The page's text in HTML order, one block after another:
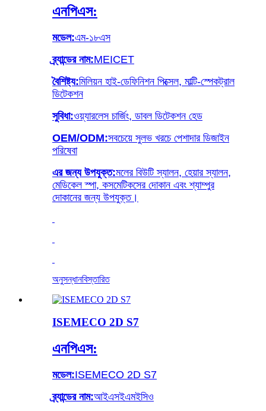
এনপিএস:
মডেল:এম-১৮এস
ব্র্যান্ডের নাম:MEICET
বৈশিষ্ট্য:মিলিয়ন হাই-ডেফিনিশন পিক্সেল, মাল্টি-স্পেকট্রাল
ডিটেকশন
সুবিধা:ওয়্যারলেস চার্জিং, ডাবল ডিটেকশন হেড
OEM/ODM:সবচেয়ে সুলভ খরচে পেশাদার ডিজাইন
পরিষেবা
এর জন্য উপযুক্ত:মলের বিউটি স্যালন, হেয়ার স্যালন,
মেডিকেল স্পা, কসমেটিকসের দোকান এবং শ্যাম্পুর
দোকানের জন্য উপযুক্ত।
অনুসন্ধানবিস্তারিত
ISEMECO 2D S7
এনপিএস:
মডেল:ISEMECO 2D S7
ব্র্যান্ডের নাম:আইএসইএমইসিও